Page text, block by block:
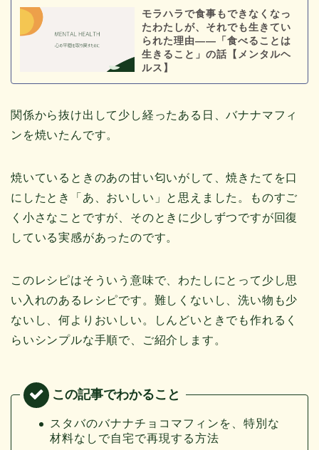
モラハラで食事もできなくなっ
たわたしが、それでも生きてい
られた理由——「食べることは
生きること」の話【メンタルヘ
ルス】
関係から抜け出して少し経ったある日、バナナマフィ
ンを焼いたんです。
焼いているときのあの甘い匂いがして、焼きたてを口
にしたとき「あ、おいしい」と思えました。ものすご
く小さなことですが、そのときに少しずつですが回復
している実感があったのです。
このレシピはそういう意味で、わたしにとって少し思
い入れのあるレシピです。難しくないし、洗い物も少
ないし、何よりおいしい。しんどいときでも作れるく
らいシンプルな手順で、ご紹介します。
スタバのバナナチョコマフィンを、特別な
材料なしで自宅で再現する方法